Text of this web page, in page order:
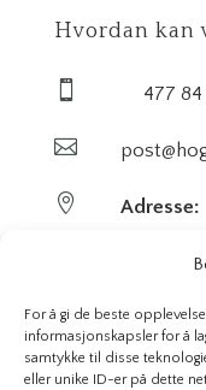
For å gi de beste
informasjonskapsler for å
samtykke til disse
eller unike ID-er på dette
Hvordan kan
 477

 Adresse:
Sekel AS
3647